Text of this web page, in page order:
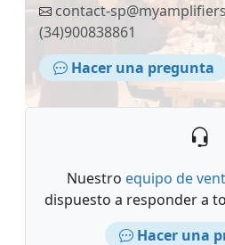
contact-
(34)900838861
Hacer una pregunta
Nuestro equipo de
dispuesto a responder a
Hacer una